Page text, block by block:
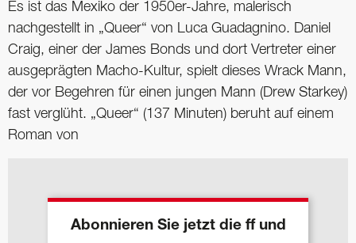
Es ist das Mexiko der 1950er-Jahre, malerisch
nachgestellt in „Queer“ von Luca Guadagnino. Daniel
Craig, einer der James Bonds und dort Vertreter einer
ausgeprägten Macho-Kultur, spielt dieses Wrack Mann,
der vor Begehren für einen jungen Mann (Drew Starkey)
fast verglüht. „Queer“ (137 Minuten) beruht auf einem
Roman von
Abonnieren Sie jetzt die ff und